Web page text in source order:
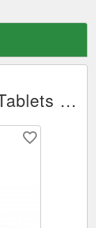
Foxate F.C. 200mg 100Tablets synmosa